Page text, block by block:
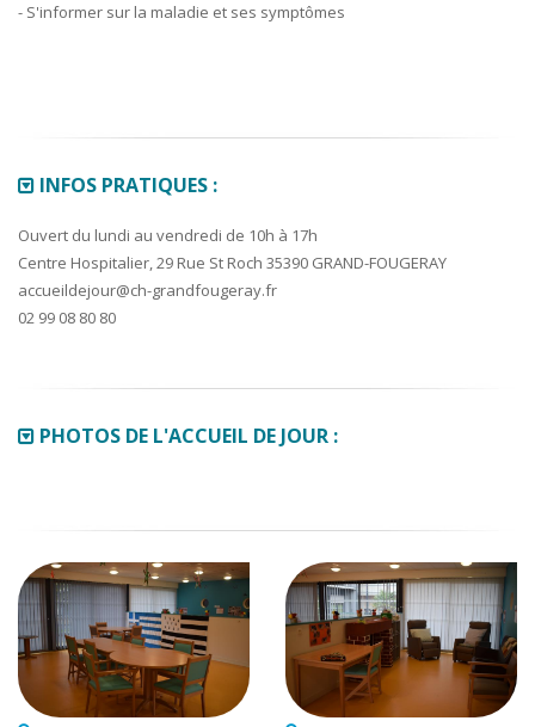
- S'informer sur la maladie et ses symptômes
INFOS PRATIQUES :
Ouvert du lundi au vendredi de 10h à 17h
Centre Hospitalier, 29 Rue St Roch 35390 GRAND-FOUGERAY
accueildejour@ch-grandfougeray.fr
02 99 08 80 80
PHOTOS DE L'ACCUEIL DE JOUR :